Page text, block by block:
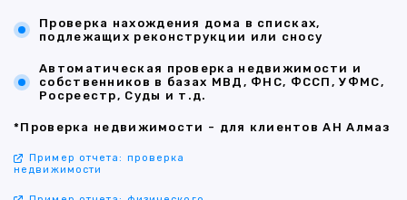
Проверка нахождения дома в списках,
подлежащих реконструкции или сносу
Автоматическая проверка недвижимости и
собственников в базах МВД, ФНС, ФССП, УФМС,
Росреестр, Суды и т.д.
*Проверка недвижимости - для клиентов АН Алмаз
Пример отчета: проверка
недвижимости